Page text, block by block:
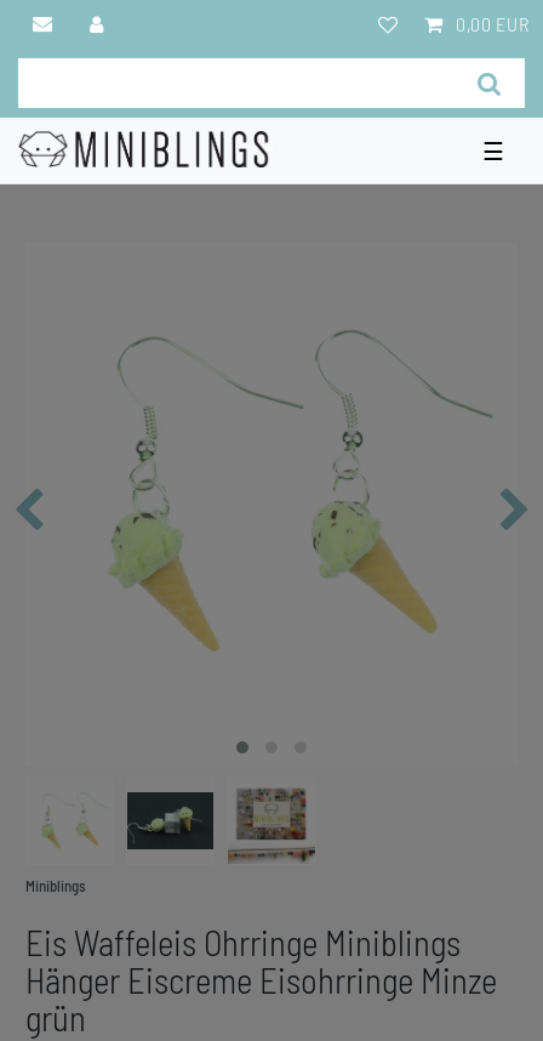
0,00 EUR
☰
Miniblings
Eis Waffeleis Ohrringe Miniblings
Hänger Eiscreme Eisohrringe Minze
grün